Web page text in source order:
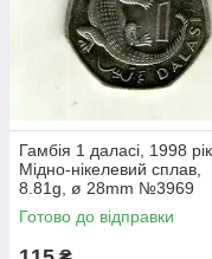
Гамбія 1 даласі, 1998 рік
Мідно-нікелевий сплав,
8.81g, ø 28mm №3969
Готово до відправки